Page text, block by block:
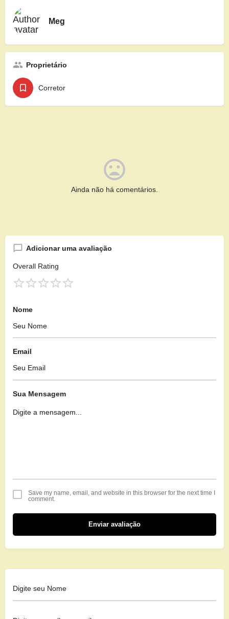
Meg
Proprietário
Corretor
Ainda não há comentários.
Adicionar uma avaliação
Overall Rating
Nome
Email
Sua Mensagem
Save my name, email, and website in this browser for the next time I
comment.
Enviar avaliação